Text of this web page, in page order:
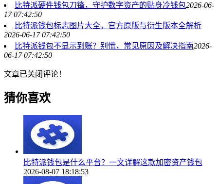
比特派硬件钱包刀锋，守护数字资产的贴身冷钱包2026-06-
17 07:42:50
比特派钱包标志图片大全，官方原版与衍生版本全解析
2026-06-17 07:42:50
比特派钱包不显示到账？别慌，常见原因及解决指南2026-
06-17 07:42:50
文章已关闭评论！
猜你喜欢
比特派钱包是什么平台？一文详解这款加密资产钱包
2026-08-07 18:18:53